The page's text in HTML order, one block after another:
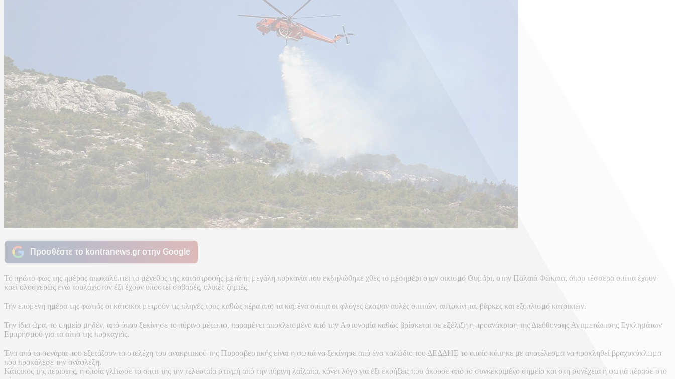
Προσθέστε το kontranews.gr στην Google
Το πρώτο φως της ημέρας αποκαλύπτει το μέγεθος της καταστροφής μετά τη μεγάλη πυρκαγιά που εκδηλώθηκε χθες το μεσημέρι στον οικισμό Θυμάρι, στην Παλαιά Φώκαια, όπου τέσσερα σπίτια έχουν
καεί ολοσχερώς ενώ τουλάχιστον έξι έχουν υποστεί σοβαρές, υλικές ζημιές.
Την επόμενη ημέρα της φωτιάς οι κάτοικοι μετρούν τις πληγές τους καθώς πέρα από τα καμένα σπίτια οι φλόγες έκαψαν αυλές σπιτιών, αυτοκίνητα, βάρκες και εξοπλισμό κατοικιών.
Την ίδια ώρα, το σημείο μηδέν, από όπου ξεκίνησε το πύρινο μέτωπο, παραμένει αποκλεισμένο από την Αστυνομία καθώς βρίσκεται σε εξέλιξη η προανάκριση της Διεύθυνσης Αντιμετώπισης Εγκλημάτων
Εμπρησμού για τα αίτια της πυρκαγιάς.
Ένα από τα σενάρια που εξετάζουν τα στελέχη του ανακριτικού της Πυροσβεστικής είναι η φωτιά να ξεκίνησε από ένα καλώδιο του ΔΕΔΔΗΕ το οποίο κόπηκε με αποτέλεσμα να προκληθεί βραχυκύκλωμα
που προκάλεσε την ανάφλεξη.
Κάτοικος της περιοχής, η οποία γλίτωσε το σπίτι της την τελευταία στιγμή από την πύρινη λαίλαπα, κάνει λόγο για έξι εκρήξεις που άκουσε από το συγκεκριμένο σημείο και στη συνέχεια η φωτιά πέρασε στο